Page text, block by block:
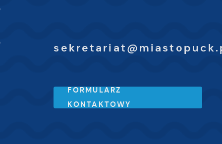
FORMULARZ
KONTAKTOWY